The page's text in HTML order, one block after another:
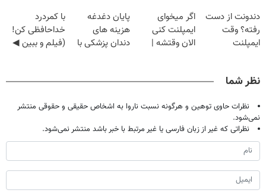
(پرسش‌نامه)
◂پرسش‌نامه)
دندونت از دست
رفته؟ وقت
ایمپلنت
اگر میخوای
ایمپلنت کنی
الان وقتشه |
پایان دغدغه
هزینه های
دندان پزشکی با
با کمردرد
خداحافظی کن!
(فیلم و ببین ◀
نظر شما
نظرات حاوی توهین و هرگونه نسبت ناروا به اشخاص حقیقی و حقوقی منتشر
نمی‌شود.
نظراتی که غیر از زبان فارسی یا غیر مرتبط با خبر باشد منتشر نمی‌شود.